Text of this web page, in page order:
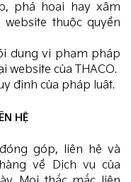
phá hoại hay xâm
thuộc quyền
dung vi phạm pháp
website của THACO.
định của pháp luật.
HỆ
góp, liên hệ và
về Dịch vụ của